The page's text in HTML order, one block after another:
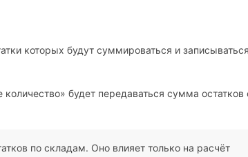
которых будут суммироваться и
будет передаваться сумма остатков
по складам. Оно влияет только на расчёт